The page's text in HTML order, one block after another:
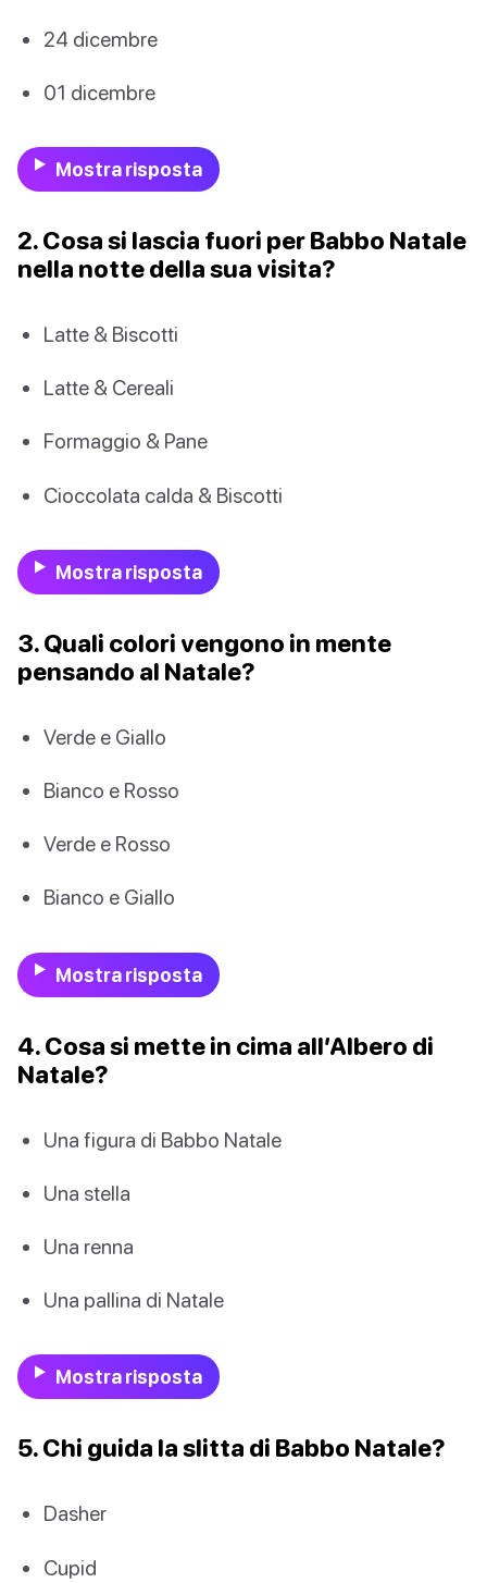
24 dicembre
01 dicembre
Mostra risposta
2. Cosa si lascia fuori per Babbo Natale
nella notte della sua visita?
Latte & Biscotti
Latte & Cereali
Formaggio & Pane
Cioccolata calda & Biscotti
Mostra risposta
3. Quali colori vengono in mente
pensando al Natale?
Verde e Giallo
Bianco e Rosso
Verde e Rosso
Bianco e Giallo
Mostra risposta
4. Cosa si mette in cima all’Albero di
Natale?
Una figura di Babbo Natale
Una stella
Una renna
Una pallina di Natale
Mostra risposta
5. Chi guida la slitta di Babbo Natale?
Dasher
Cupid